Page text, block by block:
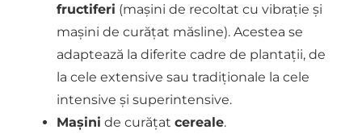
fructiferi (mașini de recoltat cu vibrație și
mașini de curățat măsline). Acestea se
adaptează la diferite cadre de plantații, de
la cele extensive sau tradiționale la cele
intensive și superintensive.
Mașini de curățat cereale.